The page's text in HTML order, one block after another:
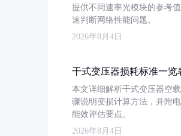
提供不同速率光模块的参考
速判断网络性能问题。
2026年8月4日
干式变压器损耗标准一览
本文详细解析干式变压器空
骤说明变损计算方法，并附
能效评估要点。
2026年8月4日